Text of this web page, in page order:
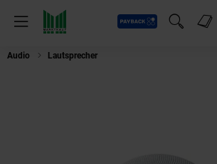
Menü
Payback
Suchfeld
Audio Lautsprecher